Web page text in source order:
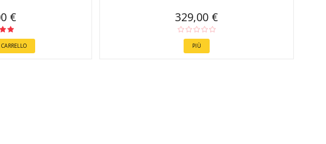
€ 329,00 €
PIÙ